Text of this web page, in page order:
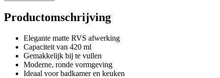
Productomschrijving
Elegante matte RVS afwerking
Capaciteit van 420 ml
Gemakkelijk bij te vullen
Moderne, ronde vormgeving
Ideaal voor badkamer en keuken